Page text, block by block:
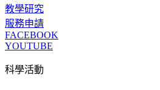
教學研究
服務申請
FACEBOOK
YOUTUBE
科學活動